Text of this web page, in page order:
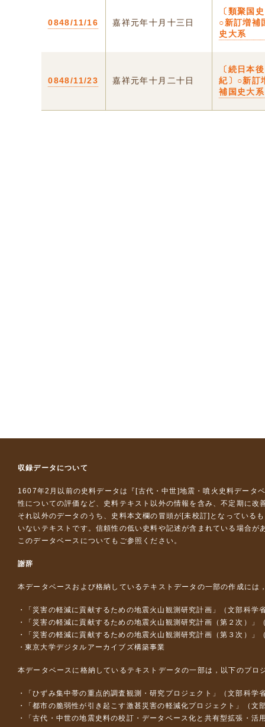
0848/11/16 嘉祥元年十月十三日
〔類聚国
○新訂増補
史大系
0848/11/23 嘉祥元年十月二十日
〔続日本後
紀〕○新訂
補国史大系
収録データについて
1607年2月以前の史料データは『 [古代・中世]地震・噴火史料データ
性についての評価など、史料テキスト以外の情報を含み、不定期に改
それ以外のデータのうち、史料本文欄の冒頭が[未校訂]となっている
いないテキストです。信頼性の低い史料や記述が含まれている場合が
このデータベースについて もご参照ください。
謝辞
本データベースおよび格納しているテキストデータの一部の作成には
「災害の軽減に貢献するための地震火山観測研究計画」（文部科学
「災害の軽減に貢献するための地震火山観測研究計画（第２次）」
「災害の軽減に貢献するための地震火山観測研究計画（第３次）」
東京大学デジタルアーカイブズ構築事業
本データベースに格納しているテキストデータの一部は，以下のプロ
「ひずみ集中帯の重点的調査観測・研究プロジェクト」（文部科
「都市の脆弱性が引き起こす激甚災害の軽減化プロジェクト」（
「古代・中世の地震史料の校訂・データベース化と共有型拡張・